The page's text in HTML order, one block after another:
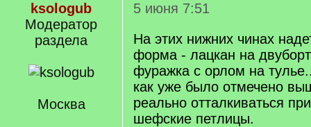
ksologub
Модератор
раздела
Москва
5 июня 7:51
На этих нижних чинах
форма - лацкан на
фуражка с орлом на
как уже было отмечено
реально отталкиваться
шефские петлицы.